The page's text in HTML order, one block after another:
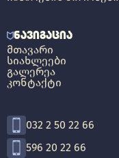
ᲜᲐᲕᲘᲒᲐᲪᲘᲐ
ᲛᲗᲐᲕᲐᲠᲘ
ᲡᲘᲐᲮᲚᲔᲔᲑᲘ
ᲒᲐᲚᲔᲠᲔᲐ
ᲙᲝᲜᲢᲐᲥᲢᲘ
032 2 50 22 66
596 20 22 66